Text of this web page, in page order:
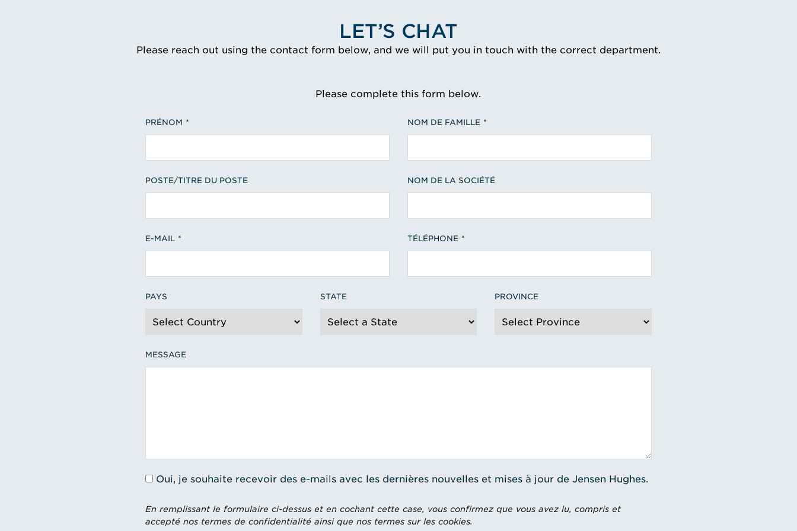
LET’S CHAT
Please reach out using the contact form below, and we will put you in touch with the correct department.
Please complete this form below.
PRÉNOM NOM DE FAMILLE
POSTE/TITRE DU POSTE NOM DE LA SOCIÉTÉ
E-MAIL TÉLÉPHONE
PAYS STATE PROVINCE
MESSAGE
Oui, je souhaite recevoir des e-mails avec les dernières nouvelles et mises à jour de Jensen Hughes.
En remplissant le formulaire ci-dessus et en cochant cette case, vous confirmez que vous avez lu, compris et
accepté nos termes de confidentialité ainsi que nos termes sur les cookies.